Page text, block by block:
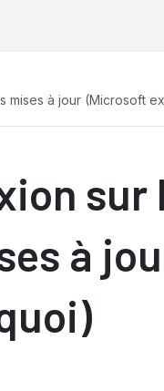
mises à jour (Microsoft
sur
à